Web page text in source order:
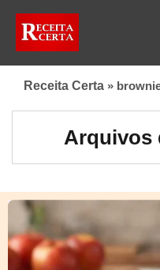
Receita Certa »
Arquivos